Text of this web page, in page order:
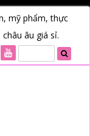
mỹ phẩm, thực
âu giá sỉ.